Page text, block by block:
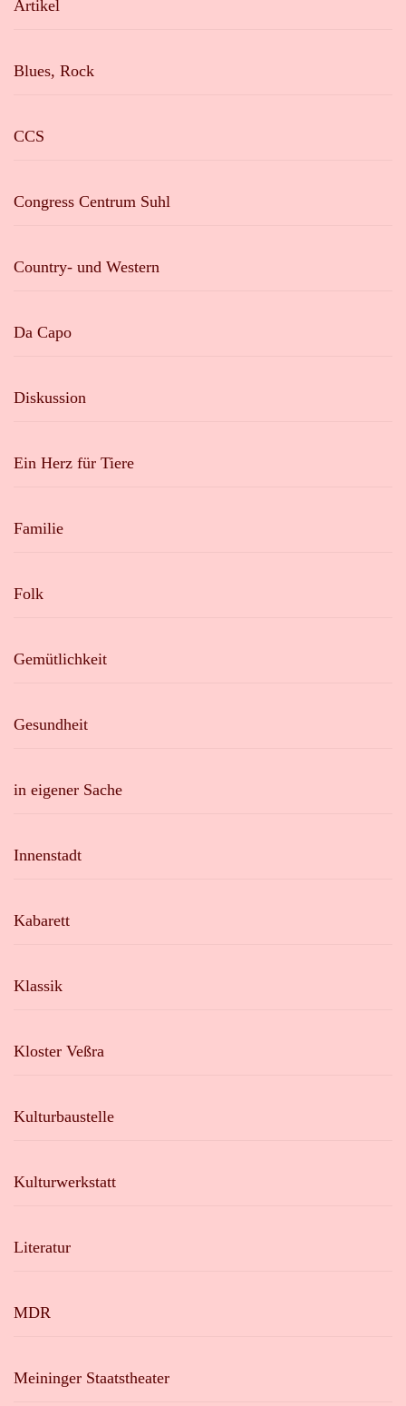
Artikel
Blues, Rock
CCS
Congress Centrum Suhl
Country- und Western
Da Capo
Diskussion
Ein Herz für Tiere
Familie
Folk
Gemütlichkeit
Gesundheit
in eigener Sache
Innenstadt
Kabarett
Klassik
Kloster Veßra
Kulturbaustelle
Kulturwerkstatt
Literatur
MDR
Meininger Staatstheater